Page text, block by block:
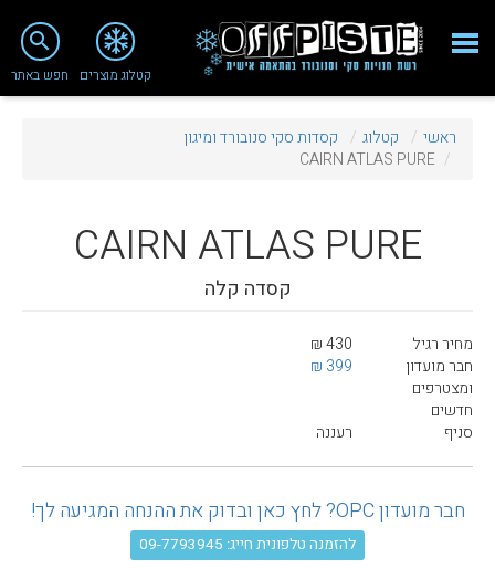
close
מי אנחנו
ציוד סקי
מאמרים
טיפולים ושירות
מועדון לקוחות
TeamOPC
עגלת קניות
קטלוג מוצרים
search
חפש באתר
ראשי קטלוג
קסדות סקי סנובורד ומיגון
CAIRN ATLAS PURE
CAIRN ATLAS PURE
קסדה קלה
מחיר רגיל
430 ₪
חבר מועדון
ומצטרפים
חדשים
399 ₪
סניף רעננה
חבר מועדון OPC? לחץ כאן ובדוק את ההנחה המגיעה לך!
להזמנה טלפונית חייג: 09-7793945